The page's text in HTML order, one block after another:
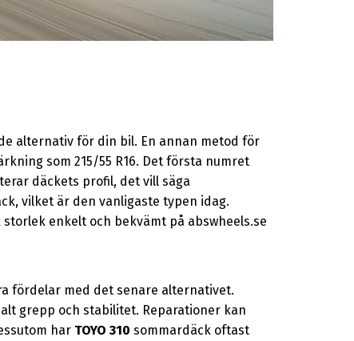
alternativ för din bil. En annan metod för
som 215/55 R16. Det första numret
däckets profil, det vill säga
vilket är den vanligaste typen idag.
enkelt och bekvämt på abswheels.se
fördelar med det senare alternativet.
grepp och stabilitet. Reparationer kan
har TOYO 310 sommardäck oftast